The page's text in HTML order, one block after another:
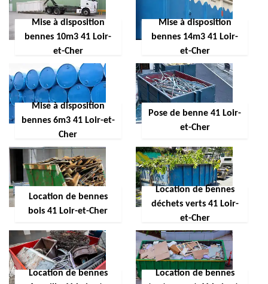
Mise à disposition
bennes 10m3 41 Loir-
et-Cher
Mise à disposition
bennes 14m3 41 Loir-
et-Cher
Mise à disposition
bennes 6m3 41 Loir-et-
Cher
Pose de benne 41 Loir-
et-Cher
Location de bennes
bois 41 Loir-et-Cher
Location de bennes
déchets verts 41 Loir-
et-Cher
Location de bennes
Location de bennes